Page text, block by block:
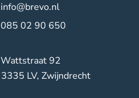
info@brevo.nl
085 02 90 650
Wattstraat 92
3335 LV, Zwijndrecht